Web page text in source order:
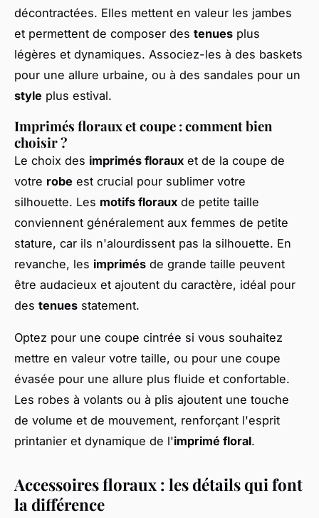
décontractées. Elles mettent en valeur les jambes
et permettent de composer des tenues plus
légères et dynamiques. Associez-les à des baskets
pour une allure urbaine, ou à des sandales pour un
style plus estival.
Imprimés floraux et coupe : comment bien
choisir ?
Le choix des imprimés floraux et de la coupe de
votre robe est crucial pour sublimer votre
silhouette. Les motifs floraux de petite taille
conviennent généralement aux femmes de petite
stature, car ils n'alourdissent pas la silhouette. En
revanche, les imprimés de grande taille peuvent
être audacieux et ajoutent du caractère, idéal pour
des tenues statement.
Optez pour une coupe cintrée si vous souhaitez
mettre en valeur votre taille, ou pour une coupe
évasée pour une allure plus fluide et confortable.
Les robes à volants ou à plis ajoutent une touche
de volume et de mouvement, renforçant l'esprit
printanier et dynamique de l'imprimé floral.
Accessoires floraux : les détails qui font
la différence